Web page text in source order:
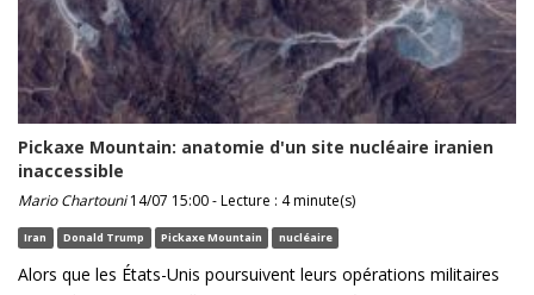
Pickaxe Mountain: anatomie d'un site nucléaire iranien
inaccessible
Mario Chartouni14/07 15:00 - Lecture : 4 minute(s)
Iran Donald Trump Pickaxe Mountain nucléaire
Alors que les États-Unis poursuivent leurs opérations militaires